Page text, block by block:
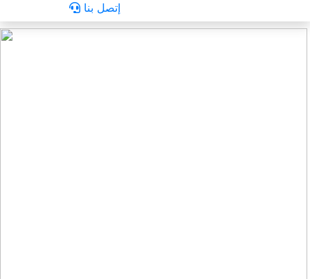
إتصل بنا